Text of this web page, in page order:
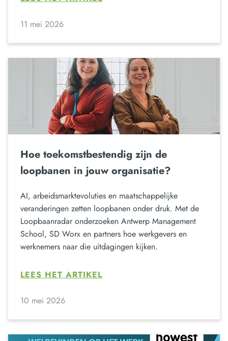
11 mei 2026
Hoe toekomstbestendig zijn de
loopbanen in jouw organisatie?
AI, arbeidsmarktevoluties en maatschappelijke
veranderingen zetten loopbanen onder druk. Met de
Loopbaanradar onderzoeken Antwerp Management
School, SD Worx en partners hoe werkgevers en
werknemers naar die uitdagingen kijken.
LEES HET ARTIKEL
10 mei 2026